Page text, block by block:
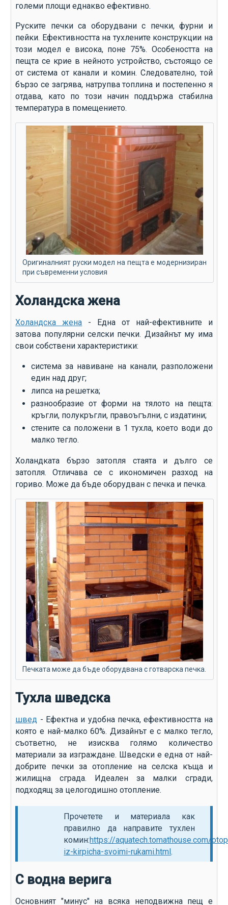
големи площи еднакво ефективно.
Руските печки са оборудвани с печки, фурни и
пейки. Ефективността на тухлените конструкции на
този модел е висока, поне 75%. Особеността на
пещта се крие в нейното устройство, състоящо се
от система от канали и комин. Следователно, той
бързо се загрява, натрупва топлина и постепенно я
отдава, като по този начин поддържа стабилна
температура в помещението.
Оригиналният руски модел на пещта е модернизиран
при съвременни условия
Холандска жена
Холандска жена - Една от най-ефективните и
затова популярни селски печки. Дизайнът му има
свои собствени характеристики:
система за навиване на канали, разположени
един над друг;
липса на решетка;
разнообразие от форми на тялото на пещта:
кръгли, полукръгли, правоъгълни, с издатини;
стените са положени в 1 тухла, което води до
малко тегло.
Холандката бързо затопля стаята и дълго се
затопля. Отличава се с икономичен разход на
гориво. Може да бъде оборудван с печка и печка.
Печката може да бъде оборудвана с готварска печка.
Тухла шведска
швед - Ефектна и удобна печка, ефективността на
която е най-малко 60%. Дизайнът е с малко тегло,
съответно, не изисква голямо количество
материали за изграждане. Шведски е една от най-
добрите печки за отопление на селска къща и
жилищна сграда. Идеален за малки сгради,
подходящ за целогодишно отопление.
Прочетете и материала как
правилно да направите тухлен
комин:https://aquatech.tomathouse.com/
iz-kirpicha-svoimi-rukami.html.
С водна верига
Основният "минус" на всяка неподвижна пещ е